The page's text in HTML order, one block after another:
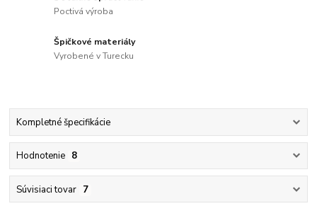
Poctivá výroba
Špičkové materiály
Vyrobené v Turecku
Kompletné špecifikácie
Hodnotenie 8
Súvisiaci tovar 7